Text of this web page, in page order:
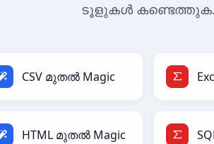
ടൂളുകൾ കണ്ടെത്തുക.
CSV മുതൽ Magic
HTML മുതൽ Magic